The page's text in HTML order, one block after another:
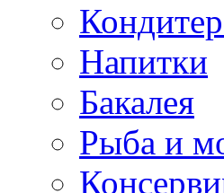
Напитки
Бакалея
Рыба и